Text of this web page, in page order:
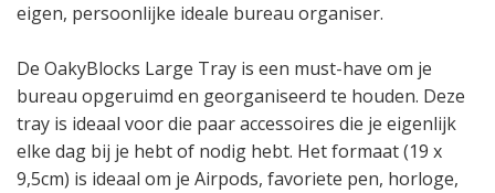
eigen, persoonlijke ideale bureau organiser.
De OakyBlocks Large Tray is een must-have om je
bureau opgeruimd en georganiseerd te houden. Deze
tray is ideaal voor die paar accessoires die je eigenlijk
elke dag bij je hebt of nodig hebt. Het formaat (19 x
9,5cm) is ideaal om je Airpods, favoriete pen, horloge,